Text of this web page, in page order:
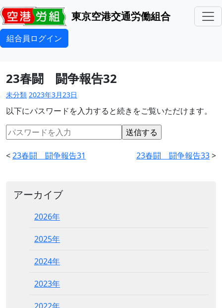
東京空港交通労働組合
組合員ログイン
アーカイブ
2026年
2025年
2024年
2023年
23春闘 闘争報告32
未分類 2023年3月23日
以下にパスワードを入力すると続きをご覧いただけます。
<23春闘 闘争報告31 23春闘 闘争報告33>